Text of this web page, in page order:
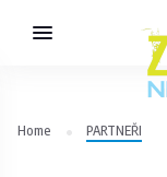
Home PARTNEŘI